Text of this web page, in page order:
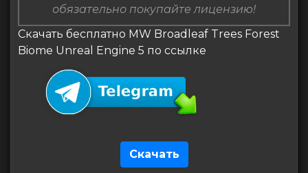
обязательно покупайте лицензию!
Скачать бесплатно MW Broadleaf Trees Forest
Biome Unreal Engine 5 по ссылке
Скачать